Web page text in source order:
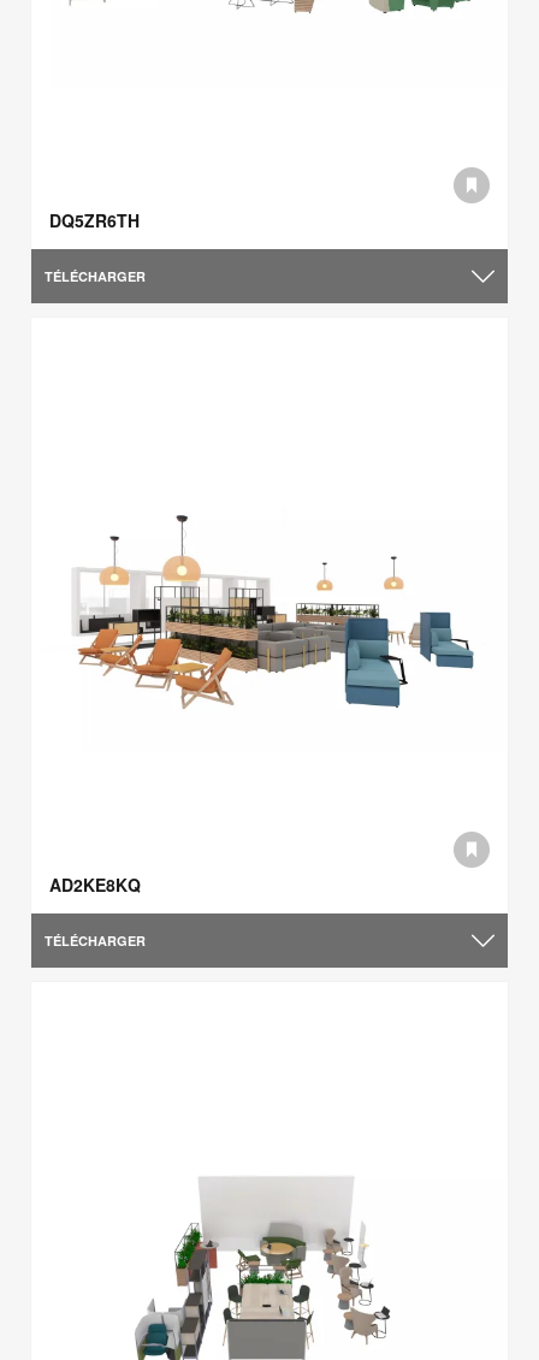
DQ5ZR6TH
TÉLÉCHARGER
AD2KE8KQ
TÉLÉCHARGER